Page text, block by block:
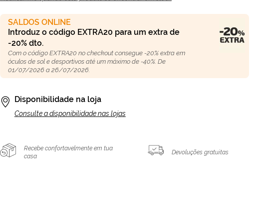
SALDOS ONLINE
Introduz o código EXTRA20 para um extra de
-20% dto.
Com o código EXTRA20 no checkout consegue -20% extra em
óculos de sol e desportivos até um máximo de -40%. De
01/07/2026 a 26/07/2026.
Disponibilidade na loja
Consulte a disponibilidade nas lojas
Recebe confortavelmente em tua
casa
Devoluções gratuitas